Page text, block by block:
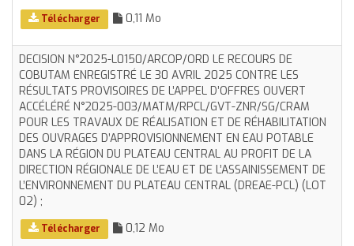
Télécharger 0,11 Mo
DECISION N°2025-L0150/ARCOP/ORD LE RECOURS DE
COBUTAM ENREGISTRÉ LE 30 AVRIL 2025 CONTRE LES
RÉSULTATS PROVISOIRES DE L’APPEL D’OFFRES OUVERT
ACCÉLÉRÉ N°2025-003/MATM/RPCL/GVT-ZNR/SG/CRAM
POUR LES TRAVAUX DE RÉALISATION ET DE RÉHABILITATION
DES OUVRAGES D’APPROVISIONNEMENT EN EAU POTABLE
DANS LA RÉGION DU PLATEAU CENTRAL AU PROFIT DE LA
DIRECTION RÉGIONALE DE L’EAU ET DE L’ASSAINISSEMENT DE
L’ENVIRONNEMENT DU PLATEAU CENTRAL (DREAE-PCL) (LOT
02) ;
Télécharger 0,12 Mo